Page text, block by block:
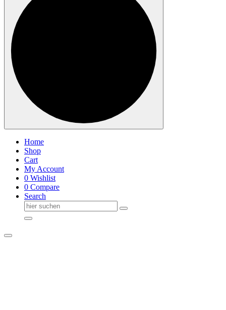
Home
Shop
Cart
My Account
0 Wishlist
0 Compare
Search
Suche
nach: